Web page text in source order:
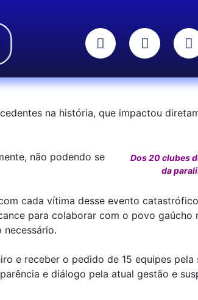
na história, que impactou
Dos 20 clubes
da
não podendo se
cada vítima desse evento
para colaborar com o povo gaúcho
e receber o pedido de 15 equipes pela
e diálogo pela atual gestão e